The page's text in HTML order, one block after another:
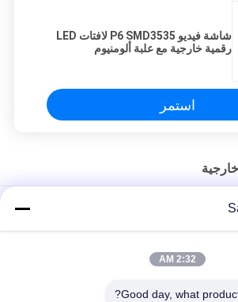
شاشة فيديو P6 SMD3535 لافتات LED
رقمية خارجية مع علبة ألومنيوم
استمر
2:32 AM
Good day, what